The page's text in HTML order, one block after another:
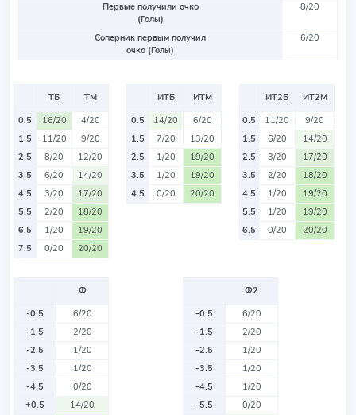
Первые получили очко
(Голы)
8/20
Соперник первым получил
очко (Голы)
6/20
ТБ
ТМ
0.5
16/20
4/20
1.5
11/20
9/20
2.5
8/20
12/20
3.5
6/20
14/20
4.5
3/20
17/20
5.5
2/20
18/20
6.5
1/20
19/20
7.5
0/20 20/20
ИТБ
ИТМ
0.5
14/20
6/20
1.5
7/20
13/20
2.5
1/20
19/20
3.5
1/20
19/20
4.5
0/20 20/20
ИТ2Б
ИТ2М
0.5
11/20
9/20
1.5
6/20
14/20
2.5
3/20
17/20
3.5
2/20
18/20
4.5
1/20
19/20
5.5
1/20
19/20
6.5
0/20 20/20
Ф
-0.5
6/20
-1.5
2/20
-2.5
1/20
-3.5
1/20
-4.5
0/20
+0.5
14/20
Ф2
-0.5
6/20
-1.5
2/20
-2.5
1/20
-3.5
1/20
-4.5
1/20
-5.5
0/20